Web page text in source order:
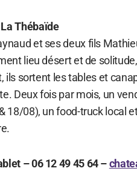
Thébaïde
et ses deux fils
lieu désert et de
ils sortent les tables et
Deux fois par mois, un
18/08), un food-truck local
– 06 12 49 45 64 –